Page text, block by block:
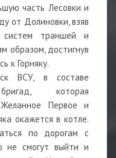
часть Лесовки и
от Долиновки, взяв
траншей и
образом, достигнув
к Горняку.
ВСУ, в составе
которая
Первое и
окажется в котле.
по дорогам с
не смогут выйти и